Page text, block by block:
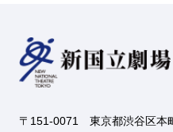
〒151-0071 東京都渋谷区本